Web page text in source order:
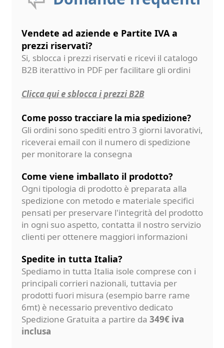
Vendete ad aziende e Partite IVA a
prezzi riservati?
Si, sblocca i prezzi riservati e ricevi il catalogo
B2B iterattivo in PDF per facilitare gli ordini
Clicca qui e sblocca i prezzi B2B
Come posso tracciare la mia spedizione?
Gli ordini sono spediti entro 3 giorni lavorativi,
riceverai email con il numero di spedizione
per monitorare la consegna
Come viene imballato il prodotto?
Ogni tipologia di prodotto è preparata alla
spedizione con metodo e materiale specifici
pensati per preservare l'integrità del prodotto
in ogni suo aspetto, contatta il nostro servizio
clienti per ottenere maggiori informazioni
Spedite in tutta Italia?
Spediamo in tutta Italia isole comprese con i
principali corrieri nazionali, tuttavia per
prodotti fuori misura (esempio barre rame
6mt) è necessario preventivo dedicato
Spedizione Gratuita a partire da 349€ iva
inclusa